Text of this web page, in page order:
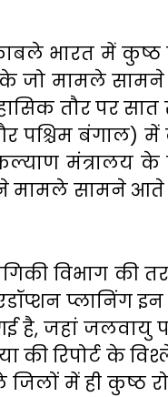
भारत में कुष्ठ
के जो मामले
तौर पर सात
और पश्चिम
कल्याण
सामने आते
विभाग की
प्लानिंग
है, जहां जलवायु
की रिपोर्ट के
में ही कुष्ठ